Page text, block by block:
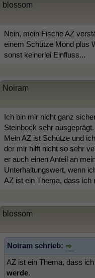
blossom
Nein, mein Fische AZ
einem Schütze Mond plus
sonst keinerlei Einfluss...
Noiram
Ich bin mir nicht ganz
Steinbock sehr ausgeprägt.
Mein AZ ist Schütze und
der mir hilft nicht so sehr
er auch einen Anteil an
Unterhaltungswert, wenn
AZ ist ein Thema, dass ich
blossom
Noiram schrieb:
AZ ist ein Thema, dass
werde.